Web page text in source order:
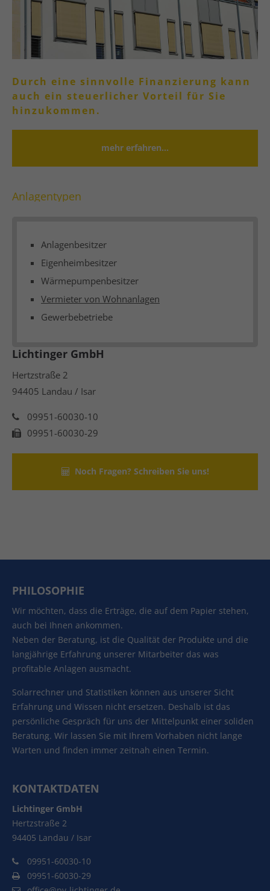
Durch eine sinnvolle Finanzierung kann
auch ein steuerlicher Vorteil für Sie
hinzukommen.
mehr erfahren...
Anlagentypen
Anlagenbesitzer
Eigenheimbesitzer
Wärmepumpenbesitzer
Vermieter von Wohnanlagen
Gewerbebetriebe
Lichtinger GmbH
Hertzstraße 2
94405 Landau / Isar
09951-60030-10
09951-60030-29
Noch Fragen? Schreiben Sie uns!
PHILOSOPHIE
Wir möchten, dass die Erträge, die auf dem Papier stehen,
auch bei Ihnen ankommen.
Neben der Beratung, ist die Qualität der Produkte und die
langjährige Erfahrung unserer Mitarbeiter das was
profitable Anlagen ausmacht.
Solarrechner und Statistiken können aus unserer Sicht
Erfahrung und Wissen nicht ersetzen. Deshalb ist das
persönliche Gespräch für uns der Mittelpunkt einer soliden
Beratung. Wir lassen Sie mit Ihrem Vorhaben nicht lange
Warten und finden immer zeitnah einen Termin.
KONTAKTDATEN
Lichtinger GmbH
Hertzstraße 2
94405 Landau / Isar
09951-60030-10
09951-60030-29